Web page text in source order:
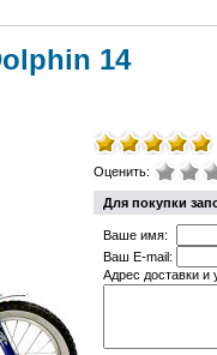
14
Оценить:
Для покупки
Ваше имя:
Ваш E-mail:
Адрес доставки и